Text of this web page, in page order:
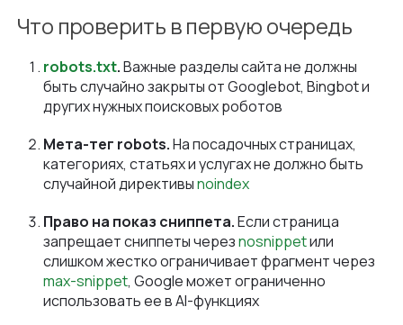
Что проверить в первую очередь
robots.txt.Важные разделы сайта не должны
быть случайно закрыты от Googlebot, Bingbot и
других нужных поисковых роботов
Мета-тег robots.На посадочных страницах,
категориях, статьях и услугах не должно быть
случайной директивыnoindex
Право на показ сниппета.Если страница
запрещает сниппеты черезnosnippetили
слишком жестко ограничивает фрагмент через
max-snippet, Google может ограниченно
использовать ее в AI-функциях